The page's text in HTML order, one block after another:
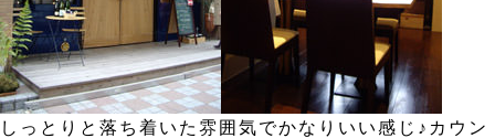
しっとりと落ち着いた雰囲気でかなりいい感じ♪カウン